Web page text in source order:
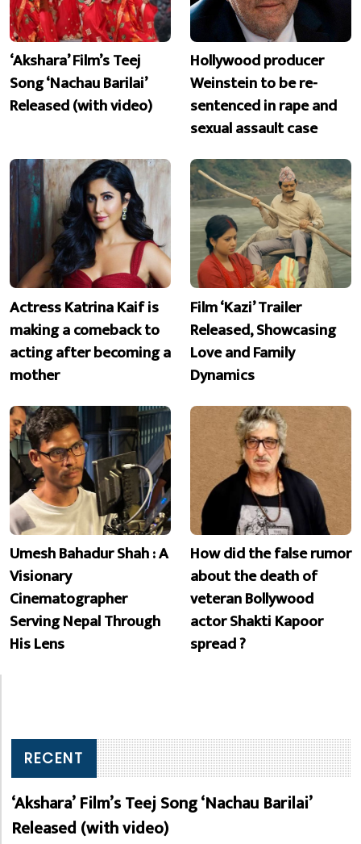
‘Akshara’ Film’s Teej
Song ‘Nachau Barilai’
Released (with video)
Hollywood producer
Weinstein to be re-
sentenced in rape and
sexual assault case
Actress Katrina Kaif is
making a comeback to
acting after becoming a
mother
Film ‘Kazi’ Trailer
Released, Showcasing
Love and Family
Dynamics
Umesh Bahadur Shah : A
Visionary
Cinematographer
Serving Nepal Through
His Lens
How did the false rumor
about the death of
veteran Bollywood
actor Shakti Kapoor
spread ?
RECENT
‘Akshara’ Film’s Teej Song ‘Nachau Barilai’
Released (with video)